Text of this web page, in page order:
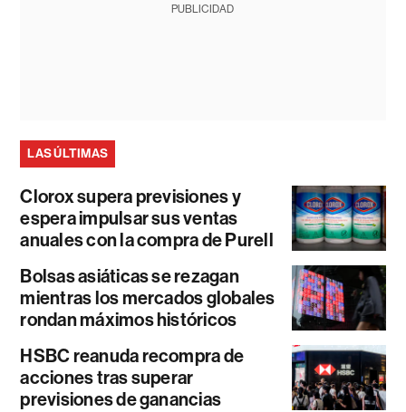
PUBLICIDAD
LAS ÚLTIMAS
Clorox supera previsiones y
espera impulsar sus ventas
anuales con la compra de Purell
Bolsas asiáticas se rezagan
mientras los mercados globales
rondan máximos históricos
HSBC reanuda recompra de
acciones tras superar
previsiones de ganancias